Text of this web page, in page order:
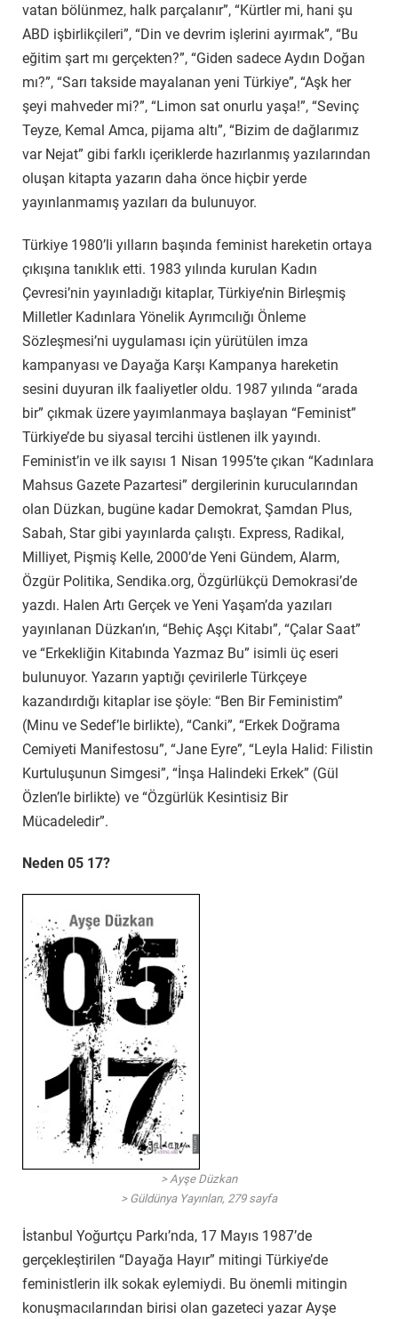
vatan bölünmez, halk parçalanır”, “Kürtler mi, hani şu
ABD işbirlikçileri”, “Din ve devrim işlerini ayırmak”, “Bu
eğitim şart mı gerçekten?”, “Giden sadece Aydın Doğan
mı?”, “Sarı takside mayalanan yeni Türkiye”, “Aşk her
şeyi mahveder mi?”, “Limon sat onurlu yaşa!”, “Sevinç
Teyze, Kemal Amca, pijama altı”, “Bizim de dağlarımız
var Nejat” gibi farklı içeriklerde hazırlanmış yazılarından
oluşan kitapta yazarın daha önce hiçbir yerde
yayınlanmamış yazıları da bulunuyor.
Türkiye 1980’li yılların başında feminist hareketin ortaya
çıkışına tanıklık etti. 1983 yılında kurulan Kadın
Çevresi’nin yayınladığı kitaplar, Türkiye’nin Birleşmiş
Milletler Kadınlara Yönelik Ayrımcılığı Önleme
Sözleşmesi’ni uygulaması için yürütülen imza
kampanyası ve Dayağa Karşı Kampanya hareketin
sesini duyuran ilk faaliyetler oldu. 1987 yılında “arada
bir” çıkmak üzere yayımlanmaya başlayan “Feminist”
Türkiye’de bu siyasal tercihi üstlenen ilk yayındı.
Feminist’in ve ilk sayısı 1 Nisan 1995’te çıkan “Kadınlara
Mahsus Gazete Pazartesi” dergilerinin kurucularından
olan Düzkan, bugüne kadar Demokrat, Şamdan Plus,
Sabah, Star gibi yayınlarda çalıştı. Express, Radikal,
Milliyet, Pişmiş Kelle, 2000’de Yeni Gündem, Alarm,
Özgür Politika, Sendika.org, Özgürlükçü Demokrasi’de
yazdı. Halen Artı Gerçek ve Yeni Yaşam’da yazıları
yayınlanan Düzkan’ın, “Behiç Aşçı Kitabı”, “Çalar Saat”
ve “Erkekliğin Kitabında Yazmaz Bu” isimli üç eseri
bulunuyor. Yazarın yaptığı çevirilerle Türkçeye
kazandırdığı kitaplar ise şöyle: “Ben Bir Feministim”
(Minu ve Sedef’le birlikte), “Canki”, “Erkek Doğrama
Cemiyeti Manifestosu”, “Jane Eyre”, “Leyla Halid: Filistin
Kurtuluşunun Simgesi”, “İnşa Halindeki Erkek” (Gül
Özlen’le birlikte) ve “Özgürlük Kesintisiz Bir
Mücadeledir”.
Neden 05 17?
> Ayşe Düzkan
> Güldünya Yayınları, 279 sayfa
İstanbul Yoğurtçu Parkı’nda, 17 Mayıs 1987’de
gerçekleştirilen “Dayağa Hayır” mitingi Türkiye’de
feministlerin ilk sokak eylemiydi. Bu önemli mitingin
konuşmacılarından birisi olan gazeteci yazar Ayşe